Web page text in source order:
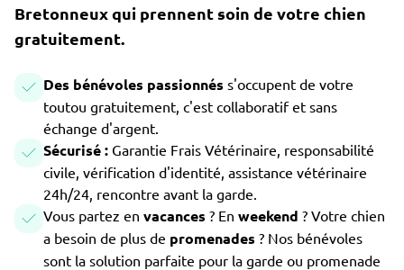
Bretonneux qui prennent soin de votre chien
gratuitement.
Des bénévoles passionnés s'occupent de votre
toutou gratuitement, c'est collaboratif et sans
échange d'argent.
Sécurisé : Garantie Frais Vétérinaire, responsabilité
civile, vérification d'identité, assistance vétérinaire
24h/24, rencontre avant la garde.
Vous partez en vacances ? En weekend ? Votre chien
a besoin de plus de promenades ? Nos bénévoles
sont la solution parfaite pour la garde ou promenade